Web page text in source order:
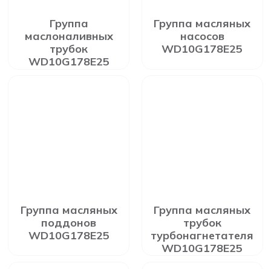
Группа
маслоналивных
трубок
WD10G178E25
Группа масляных
насосов
WD10G178E25
Группа масляных
поддонов
WD10G178E25
Группа масляных
трубок
турбонагнетателя
WD10G178E25